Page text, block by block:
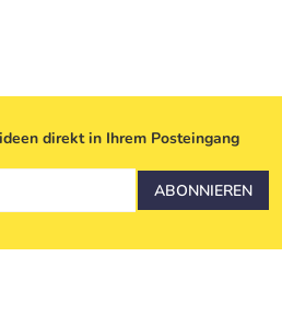
direkt in Ihrem Posteingang
ABONNIEREN